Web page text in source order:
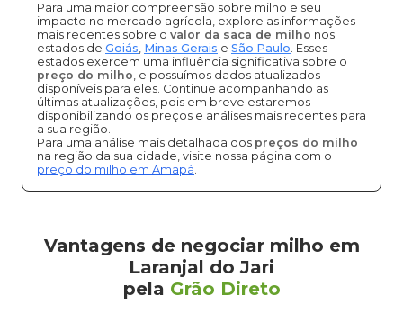
Para uma maior compreensão sobre milho e seu
impacto no mercado agrícola, explore as informações
mais recentes sobre o valor da saca de milho nos
estados de Goiás, Minas Gerais e São Paulo. Esses
estados exercem uma influência significativa sobre o
preço do milho, e possuímos dados atualizados
disponíveis para eles. Continue acompanhando as
últimas atualizações, pois em breve estaremos
disponibilizando os preços e análises mais recentes para
a sua região.
Para uma análise mais detalhada dos preços do milho
na região da sua cidade, visite nossa página com o
preço do milho em Amapá.
Vantagens de negociar milho em
Laranjal do Jari
pela Grão Direto